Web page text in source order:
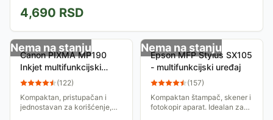
4,690 RSD
Nema na stanju
Canon PIXMA MP190
Inkjet multifunkcijski
uređaj
(122)
Kompaktan, pristupačan i
jednostavan za korišćenje,
Nema na stanju
Epson MFP Stylus SX105
- multifunkcijski uređaj
(157)
Kompaktan štampač, skener i
fotokopir aparat. Idealan za